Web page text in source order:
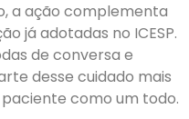
a ação complementa
já adotadas no ICESP.
de conversa e
desse cuidado mais
como um todo.